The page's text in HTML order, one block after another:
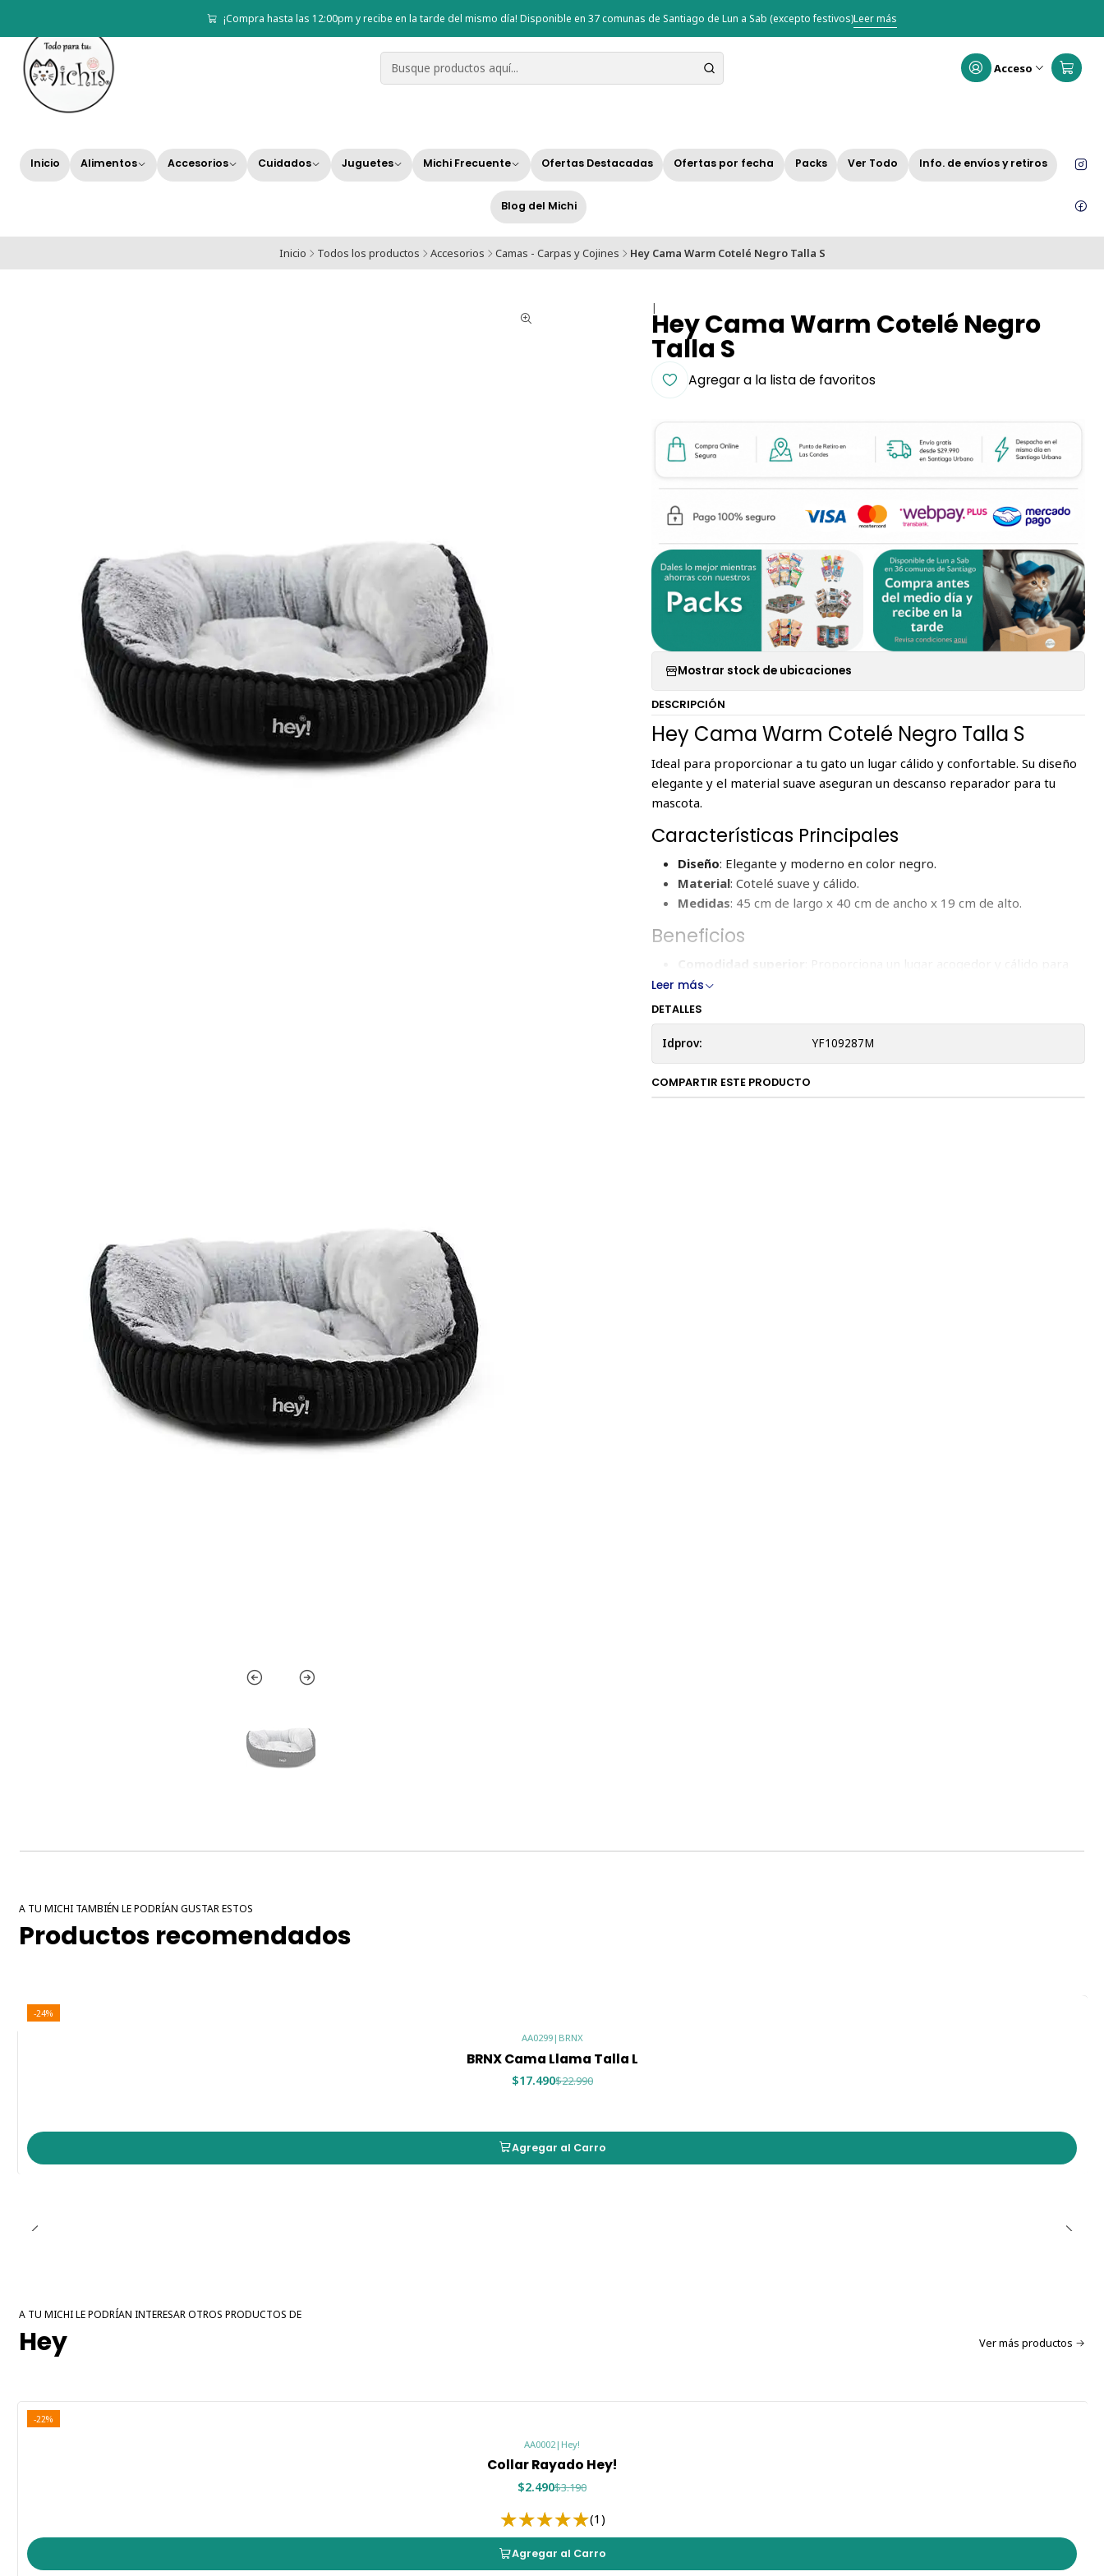
Acceso
Inicio Alimentos Accesorios Cuidados Juguetes Michi Frecuente Ofertas Destacadas Ofertas por fecha Packs Ver Todo Info. de envíos y retiros
Blog del Michi
¡Compra hasta las 12:00pm y recibe en la tarde del mismo día! Disponible en 37 comunas de Santiago de Lun a Sab (excepto festivos)Leer más
Inicio Todos los productos Accesorios Camas - Carpas y Cojines Hey Cama Warm Cotelé Negro Talla S
|Hey Cama Warm Cotelé Negro
Talla S
Agregar a la lista de favoritos
Mostrar stock de ubicaciones
DESCRIPCIÓN
Hey Cama Warm Cotelé Negro Talla S
Ideal para proporcionar a tu gato un lugar cálido y confortable. Su diseño
elegante y el material suave aseguran un descanso reparador para tu
mascota.
Características Principales
Diseño: Elegante y moderno en color negro.
Material: Cotelé suave y cálido.
Medidas: 45 cm de largo x 40 cm de ancho x 19 cm de alto.
Beneficios
descansar.
Durabilidad
Fácil de limpiar: Cojín removible y lavable.
Tabla de Especificaciones
Característica
Detalle
Leer más
DETALLES
Idprov: YF109287M
COMPARTIR ESTE PRODUCTO
A TU MICHI TAMBIÉN LE PODRÍAN GUSTAR ESTOS
Productos recomendados
-24%
AA0299| BRNX
BRNX Cama Llama Talla L
$17.490$22.990
Agregar al Carro
A TU MICHI LE PODRÍAN INTERESAR OTROS PRODUCTOS DE
Hey Ver más productos
-22%
AA0002 | Hey!
Collar Rayado Hey!
$2.490$3.190
(1)
Agregar al Carro